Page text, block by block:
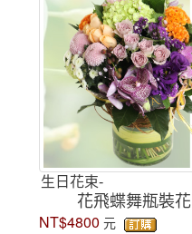
生日花束-
花飛蝶舞瓶裝花
NT$4800 元